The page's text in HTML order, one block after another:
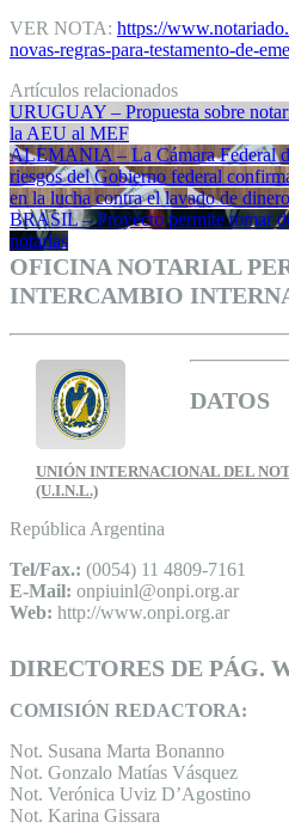
VER NOTA: https://
novas-regras-para-testamento-de-
Artículos relacionados
URUGUAY – Propuesta sobre
la AEU al MEF
ALEMANIA – La Cámara Federal
riesgos del Gobierno federal
en la lucha contra el lavado de dinero
BRASIL – Proyecto permite tomar
notarías
OFICINA NOTARIAL
INTERCAMBIO
UNIÓN INTERNACIONAL DEL
(U.I.N.L.)
DATOS
República Argentina
Tel/Fax.: (0054) 11 4809-7161
E-Mail: onpiuinl@onpi.org.ar
Web: http://www.onpi.org.ar
DIRECTORES DE PÁG.
COMISIÓN REDACTORA:
Not. Susana Marta Bonanno
Not. Gonzalo Matías Vásquez
Not. Verónica Uviz D’Agostino
Not. Karina Gissara